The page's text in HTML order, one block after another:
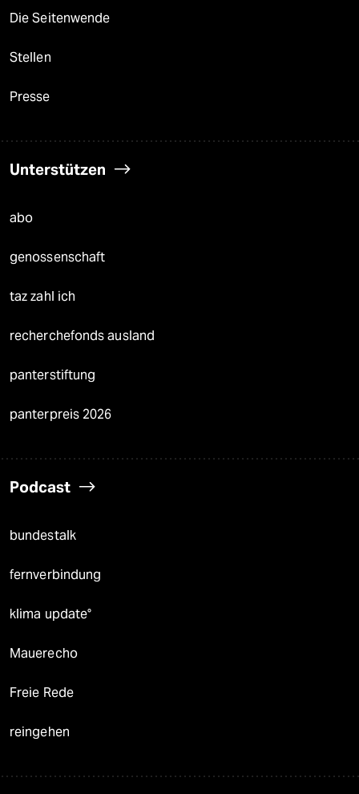
Die Seitenwende
Stellen
Presse
Unterstützen
abo
genossenschaft
taz zahl ich
recherchefonds ausland
panterstiftung
panterpreis 2026
Podcast
bundestalk
fernverbindung
klima update°
Mauerecho
Freie Rede
reingehen